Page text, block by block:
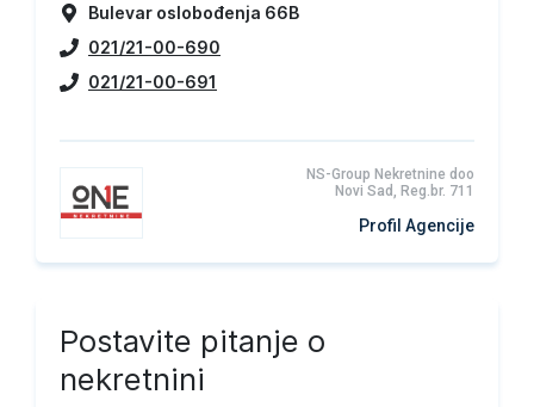
Bulevar oslobođenja 66B
021/21-00-690
021/21-00-691
NS-Group Nekretnine doo
Novi Sad, Reg.br. 711
Profil Agencije
Postavite pitanje o
nekretnini